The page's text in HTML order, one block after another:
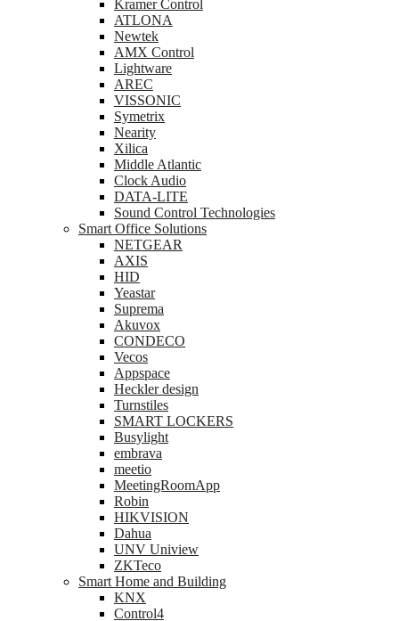
Kramer Control
ATLONA
Newtek
AMX Control
Lightware
AREC
VISSONIC
Symetrix
Nearity
Xilica
Middle Atlantic
Clock Audio
DATA-LITE
Sound Control Technologies
Smart Office Solutions
NETGEAR
AXIS
HID
Yeastar
Suprema
Akuvox
CONDECO
Vecos
Appspace
Heckler design
Turnstiles
SMART LOCKERS
Busylight
embrava
meetio
MeetingRoomApp
Robin
HIKVISION
Dahua
UNV Uniview
ZKTeco
Smart Home and Building
KNX
Control4